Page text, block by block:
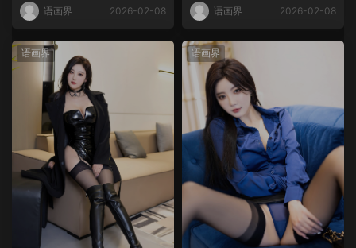
语画界 2026-02-08 语画界 2026-02-08
语画界 语画界